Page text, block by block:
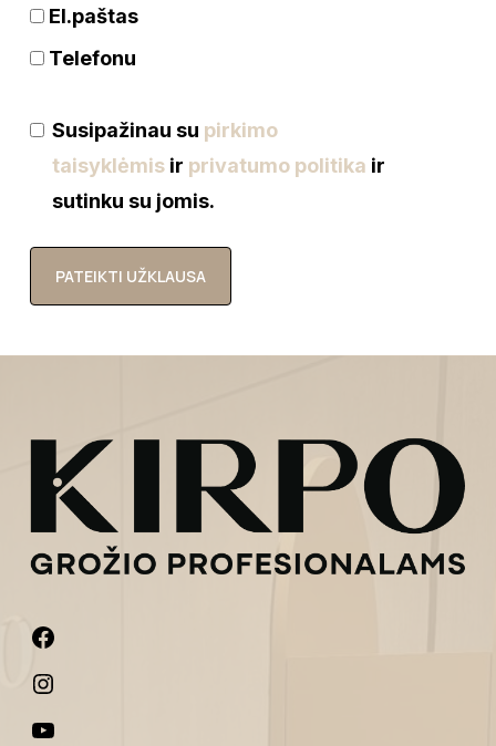
El.paštas
Telefonu
Susipažinau su pirkimo
taisyklėmisir privatumo politika ir
sutinku su jomis.
PATEIKTI UŽKLAUSA